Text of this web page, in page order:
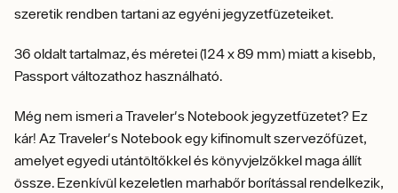
szeretik rendben tartani az egyéni jegyzetfüzeteiket.
36 oldalt tartalmaz, és méretei (124 x 89 mm) miatt a kisebb,
Passport változathoz használható.
Még nem ismeri a Traveler's Notebook jegyzetfüzetet? Ez
kár! Az Traveler's Notebook egy kifinomult szervezőfüzet,
amelyet egyedi utántöltőkkel és könyvjelzőkkel maga állít
össze. Ezenkívül kezeletlen marhabőr borítással rendelkezik,